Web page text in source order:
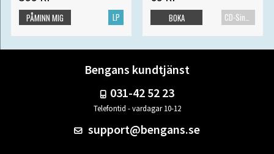
LP
PÅMINN MIG CD-Singel
BOKA
Bengans kundtjänst
031-42 52 23
Telefontid - vardagar 10-12
support@bengans.se